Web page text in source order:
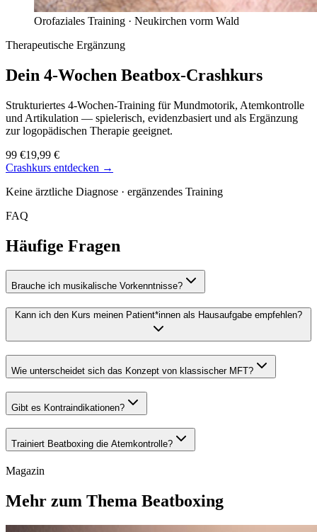
Orofaziales Training · Neukirchen vorm Wald
Therapeutische Ergänzung
Dein 4-Wochen Beatbox-Crashkurs
Strukturiertes 4-Wochen-Training für Mundmotorik, Atemkontrolle
und Artikulation — spielerisch, evidenzbasiert und als Ergänzung
zur logopädischen Therapie geeignet.
99 €19,99 €
Crashkurs entdecken →
Keine ärztliche Diagnose · ergänzendes Training
FAQ
Häufige Fragen
Brauche ich musikalische Vorkenntnisse?
Kann ich den Kurs meinen Patient*innen als Hausaufgabe empfehlen?
Wie unterscheidet sich das Konzept von klassischer MFT?
Gibt es Kontraindikationen?
Trainiert Beatboxing die Atemkontrolle?
Magazin
Mehr zum Thema Beatboxing